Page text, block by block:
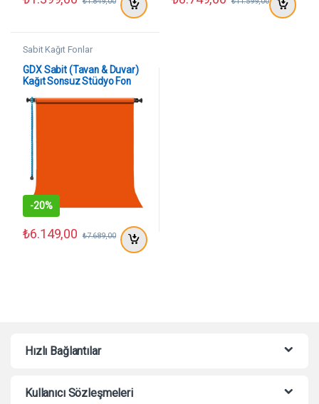
Sabit Kağıt Fonlar
GDX Sabit (Tavan & Duvar)
Kağıt Sonsuz Stüdyo Fon
Metre
-20%
₺6.149,00 ₺7.689,00
Hızlı Bağlantılar
Kullanıcı Sözleşmeleri